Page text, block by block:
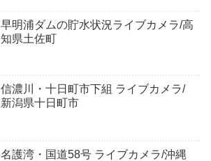
早明浦ダムの貯水状況ライブカメラ/高
知県土佐町
信濃川・十日町市下組 ライブカメラ/
新潟県十日町市
名護湾・国道58号 ライブカメラ/沖縄